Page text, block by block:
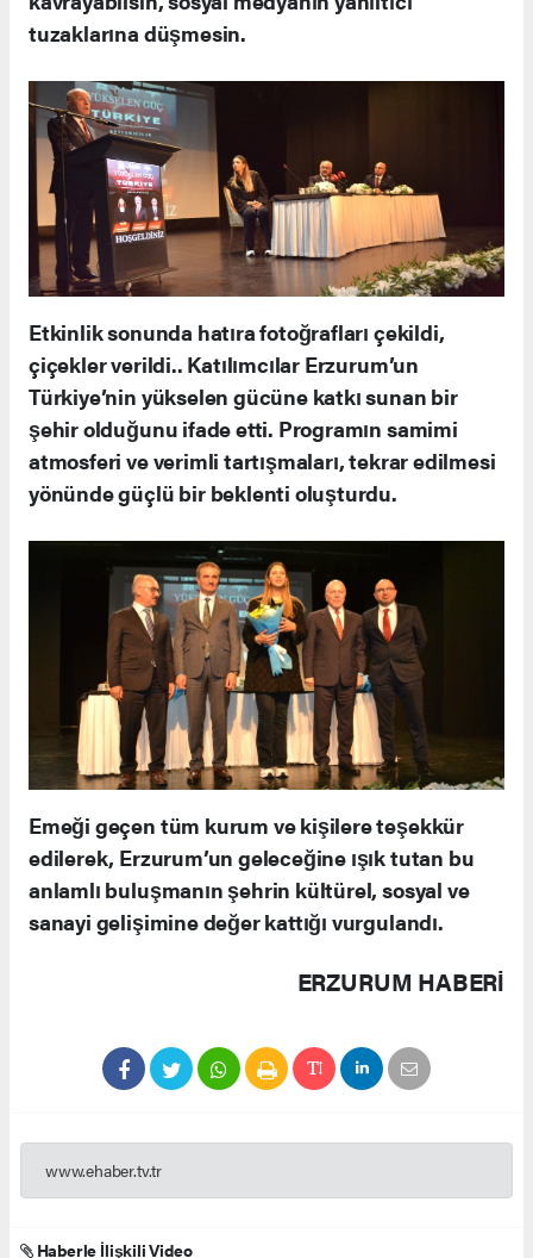
tuzaklarına düşmesin.
Etkinlik sonunda hatıra fotoğrafları çekildi,
çiçekler verildi.. Katılımcılar Erzurum’un
Türkiye’nin yükselen gücüne katkı sunan bir
şehir olduğunu ifade etti. Programın samimi
atmosferi ve verimli tartışmaları, tekrar edilmesi
yönünde güçlü bir beklenti oluşturdu.
Emeği geçen tüm kurum ve kişilere teşekkür
edilerek, Erzurum’un geleceğine ışık tutan bu
anlamlı buluşmanın şehrin kültürel, sosyal ve
sanayi gelişimine değer kattığı vurgulandı.
ERZURUM HABERİ
www.ehaber.tv.tr
Haberle İlişkili Video